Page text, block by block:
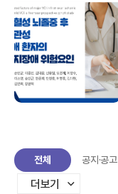
전체 공지·공고
더보기